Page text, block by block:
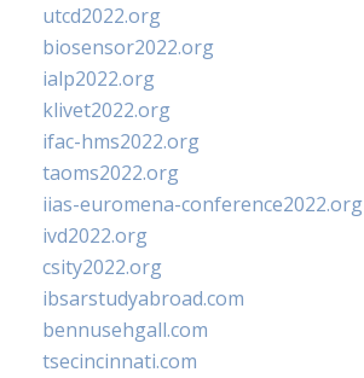
utcd2022.org
biosensor2022.org
ialp2022.org
klivet2022.org
ifac-hms2022.org
taoms2022.org
iias-euromena-conference2022.org
ivd2022.org
csity2022.org
ibsarstudyabroad.com
bennusehgall.com
tsecincinnati.com